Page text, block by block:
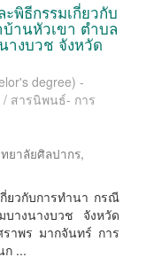
พิธีกรรมเกี่ยวกับ
านหัวเขา ตำบล
างบวช จังหวัด
degree) -
/ สารนิพนธ์- การ
ยาลัยศิลปากร,
ยวกับการทํานา กรณี
บางนางบวช จังหวัด
าพร มากจันทร์ การ
ก ...